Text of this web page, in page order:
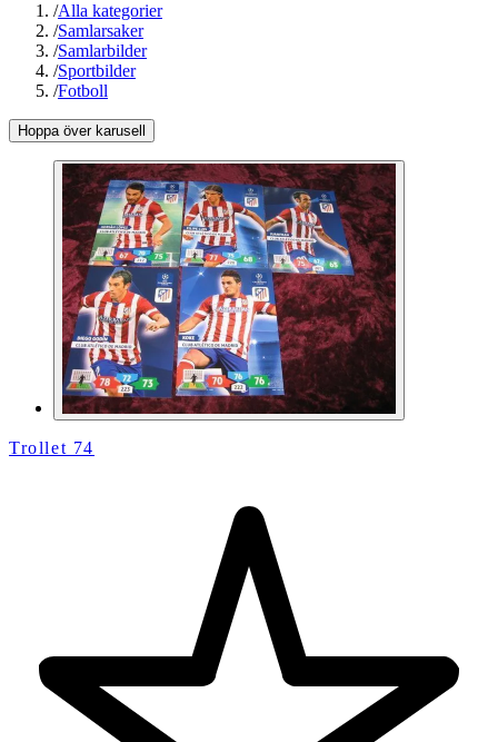
/Alla kategorier
/Samlarsaker
/Samlarbilder
/Sportbilder
/Fotboll
Hoppa över karusell
Trollet 74